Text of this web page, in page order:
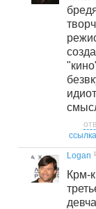
ссылка
Logan